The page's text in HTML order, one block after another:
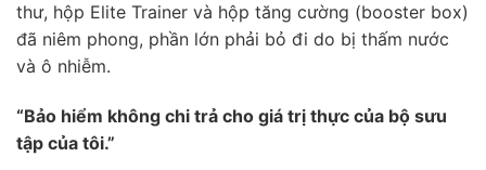
thư, hộp Elite Trainer và hộp tăng cường (booster box)
đã niêm phong, phần lớn phải bỏ đi do bị thấm nước
và ô nhiễm.
“Bảo hiểm không chi trả cho giá trị thực của bộ sưu
tập của tôi.”